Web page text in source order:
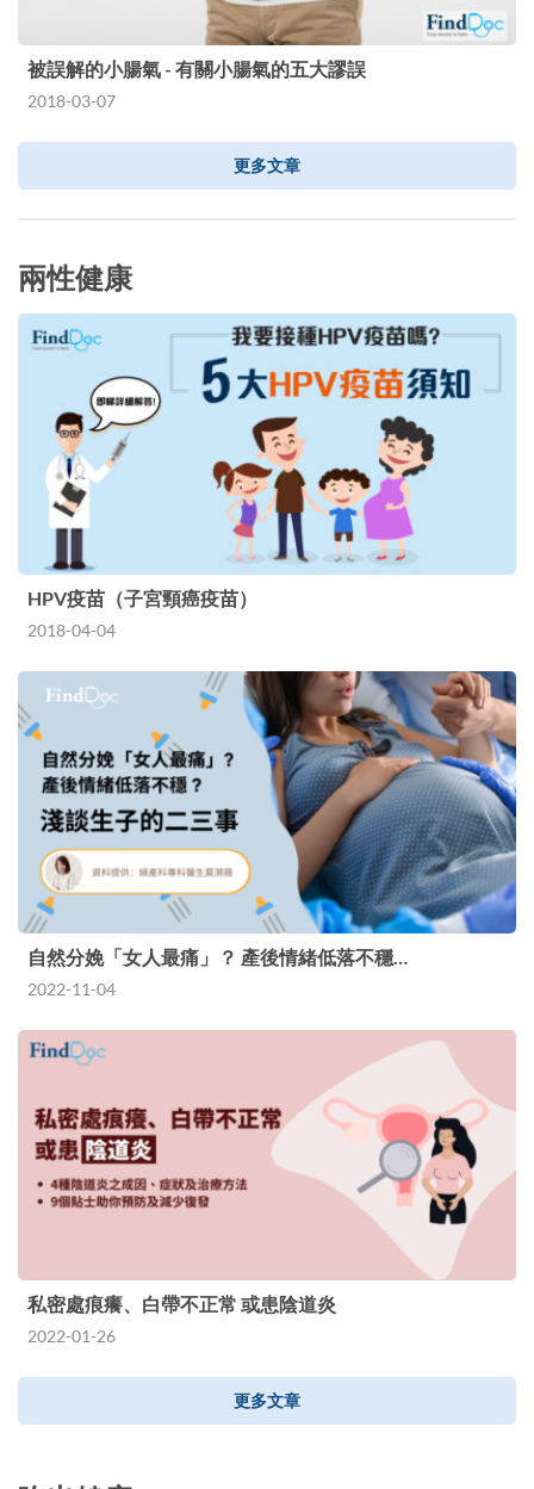
被誤解的小腸氣 - 有關小腸氣的五大謬誤
2018-03-07
更多文章
兩性健康
HPV疫苗（子宮頸癌疫苗）
2018-04-04
自然分娩「女人最痛」？ 產後情緒低落不穩…
2022-11-04
私密處痕癢、白帶不正常 或患陰道炎
2022-01-26
更多文章